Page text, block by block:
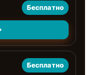
Бесплатно
Бесплатно